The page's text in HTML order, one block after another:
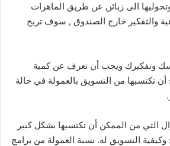
الى زبائن عن طريق الماهرات
والتفكير خارج الصندوق , سوف تربح
وتفكيرك ويجب أن تعرف عن كمية
أن تكتسبها من التسويق بالعمولة في حالة
التي من الممكن أن تكتسبها بشكل كبير
التسويق له. نسبة العمولة من برامج